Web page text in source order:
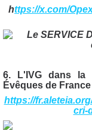
https://x.com/
6. L'IVG dans la
Évêques de
https://
cri-